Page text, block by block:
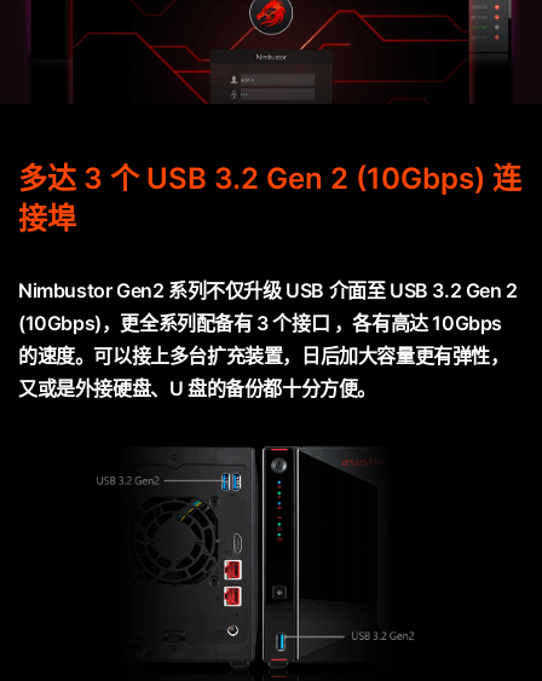
多达 3 个 USB 3.2 Gen 2 (10Gbps) 连
接埠
Nimbustor Gen2 系列不仅升级 USB 介面至 USB 3.2 Gen 2
(10Gbps)，更全系列配备有 3 个接口 ，各有高达 10Gbps
的速度。可以接上多台扩充装置，日后加大容量更有弹性，
又或是外接硬盘、U 盘的备份都十分方便。